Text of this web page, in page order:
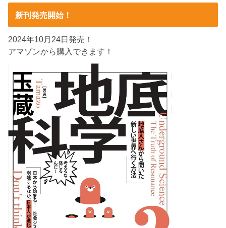
新刊発売開始！
2024年10月24日発売！
アマゾンから購入できます！